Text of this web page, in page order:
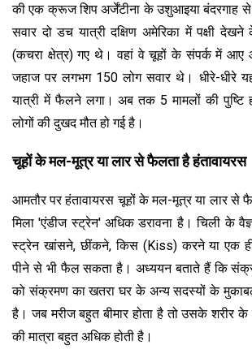
की एक क्रूज शिप अर्जेंटीना के उशुआइया बंदरगाह से
सवार दो डच यात्री दक्षिण अमेरिका में पक्षी
(कचरा क्षेत्र) गए थे। वहां वे चूहों के संपर्क में आए
जहाज पर लगभग 150 लोग सवार थे। धीरे-धीरे
यात्री में फैलने लगा। अब तक 5 मामलों की पुष्टि
लोगों की दुखद मौत हो गई है।
चूहों के मल-मूत्र या लार से फैलता है हंतावायरस
आमतौर पर हंतावायरस चूहों के मल-मूत्र या लार से
मिला 'एंडीज स्ट्रेन' अधिक डरावना है। चिली के
स्ट्रेन खांसने, छींकने, किस (Kiss) करने या एक
पीने से भी फैल सकता है। अध्ययन बताते हैं कि
को संक्रमण का खतरा घर के अन्य सदस्यों के मुकाबले
है। जब मरीज बहुत बीमार होता है तो उसके शरीर के
की मात्रा बहुत अधिक होती है।